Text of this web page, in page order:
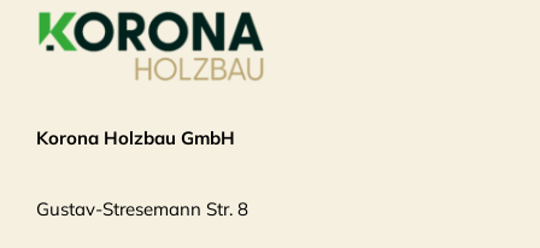
Korona Holzbau GmbH
Gustav-Stresemann Str. 8